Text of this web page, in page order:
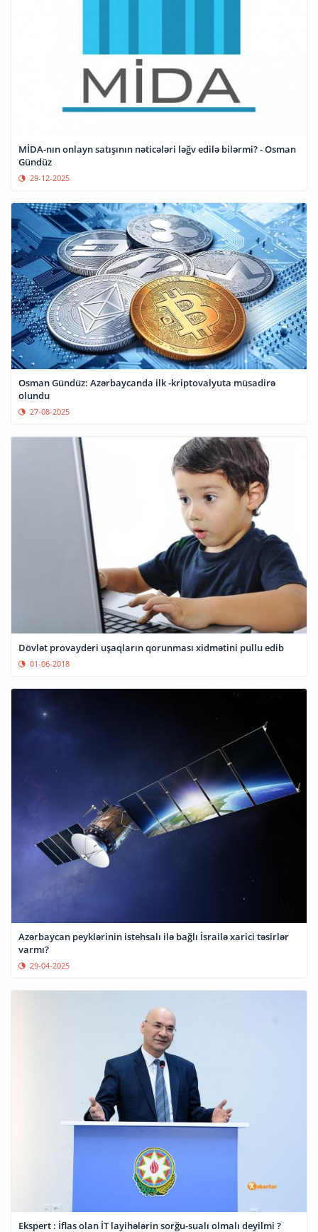
MİDA-nın onlayn satışının nəticələri ləğv edilə bilərmi? - Osman
Gündüz
29-12-2025
Osman Gündüz: Azərbaycanda ilk -kriptovalyuta müsadirə
olundu
27-08-2025
Dövlət provayderi uşaqların qorunması xidmətini pullu edib
01-06-2018
Azərbaycan peyklərinin istehsalı ilə bağlı İsrailə xarici təsirlər
varmı?
29-04-2025
Ekspert : İflas olan İT layihələrin sorğu-sualı olmalı deyilmi ?